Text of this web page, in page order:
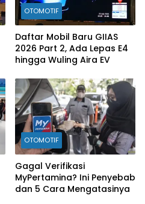
OTOMOTIF
Daftar Mobil Baru GIIAS
2026 Part 2, Ada Lepas E4
hingga Wuling Aira EV
OTOMOTIF
Gagal Verifikasi
MyPertamina? Ini Penyebab
dan 5 Cara Mengatasinya